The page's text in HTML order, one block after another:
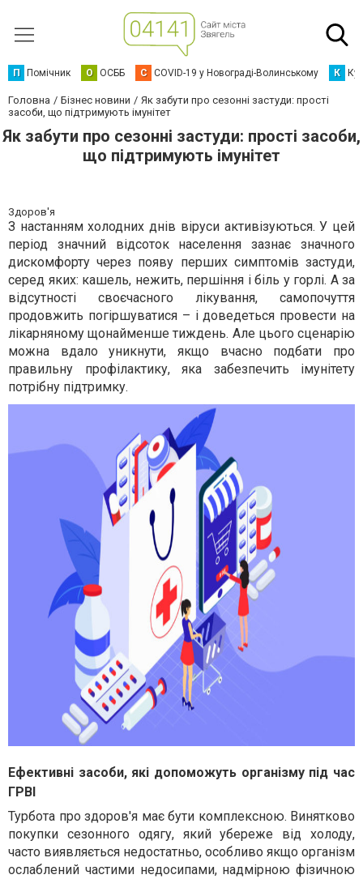
П Помічник О ОСББ C COVID-19 у Новограді-Волинському К
Головна Бізнес новини
Як забути про сезонні застуди: прості
засоби, що підтримують імунітет
Як забути про сезонні застуди: прості засоби,
що підтримують імунітет
Здоров'я
З настанням холодних днів віруси активізуються. У цей
період значний відсоток населення зазнає значного
дискомфорту через появу перших симптомів застуди,
серед яких: кашель, нежить, першіння і біль у горлі. А за
відсутності своєчасного лікування, самопочуття
продовжить погіршуватися – і доведеться провести на
лікарняному щонайменше тиждень. Але цього сценарію
можна вдало уникнути, якщо вчасно подбати про
правильну профілактику, яка забезпечить імунітету
потрібну підтримку.
Ефективні засоби, які допоможуть організму під час
ГРВІ
Турбота про здоров'я має бути комплексною. Винятково
покупки сезонного одягу, який убереже від холоду,
часто виявляється недостатньо, особливо якщо організм
ослаблений частими недосипами, надмірною фізичною